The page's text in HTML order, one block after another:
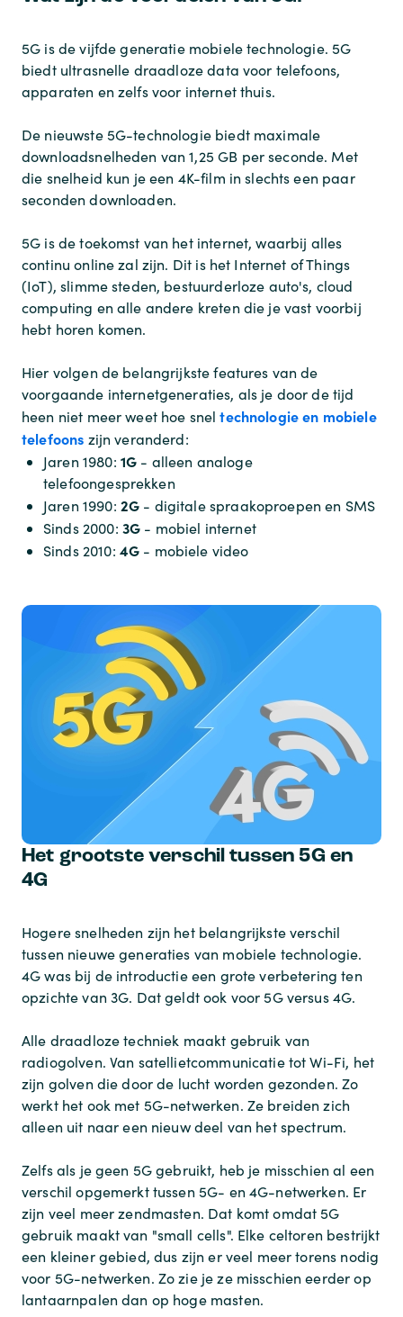
5G is de vijfde generatie mobiele technologie. 5G
biedt ultrasnelle draadloze data voor telefoons,
apparaten en zelfs voor internet thuis.
De nieuwste 5G-technologie biedt maximale
downloadsnelheden van 1,25 GB per seconde. Met
die snelheid kun je een 4K-film in slechts een paar
seconden downloaden.
5G is de toekomst van het internet, waarbij alles
continu online zal zijn. Dit is het Internet of Things
(IoT), slimme steden, bestuurderloze auto's, cloud
computing en alle andere kreten die je vast voorbij
hebt horen komen.
Hier volgen de belangrijkste features van de
voorgaande internetgeneraties, als je door de tijd
heen niet meer weet hoe sneltechnologie en mobiele
telefoons zijn veranderd:
Jaren 1980: 1G - alleen analoge
telefoongesprekken
Jaren 1990: 2G - digitale spraakoproepen en SMS
Sinds 2000: 3G - mobiel internet
Sinds 2010: 4G - mobiele video
Het grootste verschil tussen 5G en
4G
Hogere snelheden zijn het belangrijkste verschil
tussen nieuwe generaties van mobiele technologie.
4G was bij de introductie een grote verbetering ten
opzichte van 3G. Dat geldt ook voor 5G versus 4G.
Alle draadloze techniek maakt gebruik van
radiogolven. Van satellietcommunicatie tot Wi-Fi, het
zijn golven die door de lucht worden gezonden. Zo
werkt het ook met 5G-netwerken. Ze breiden zich
alleen uit naar een nieuw deel van het spectrum.
Zelfs als je geen 5G gebruikt, heb je misschien al een
verschil opgemerkt tussen 5G- en 4G-netwerken. Er
zijn veel meer zendmasten. Dat komt omdat 5G
gebruik maakt van "small cells". Elke celtoren bestrijkt
een kleiner gebied, dus zijn er veel meer torens nodig
voor 5G-netwerken. Zo zie je ze misschien eerder op
lantaarnpalen dan op hoge masten.